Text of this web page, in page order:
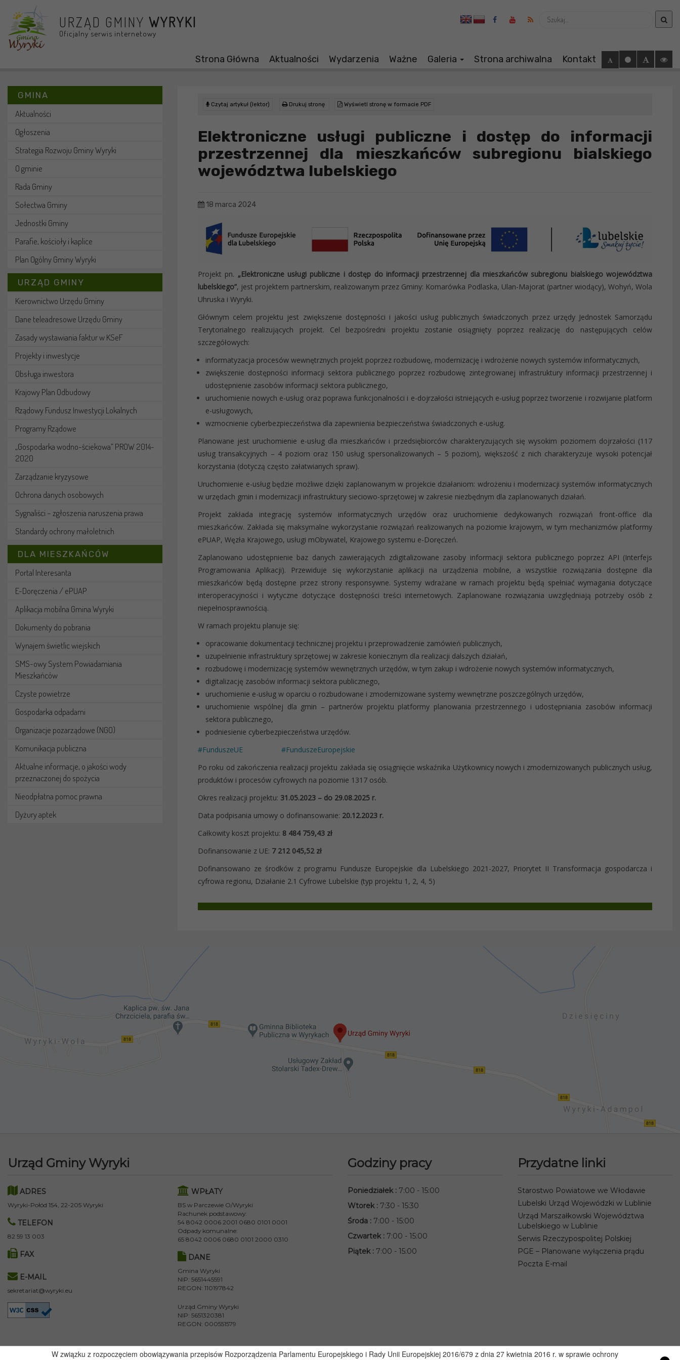
URZĄD GMINY WYRYKI
Oficjalny serwis internetowy
Wyszukaj
Strona Główna Aktualności Wydarzenia Ważne Galeria Strona archiwalna Kontakt
GMINA
Aktualności
Ogłoszenia
Strategia Rozwoju Gminy Wyryki
O gminie
Rada Gminy
Sołectwa Gminy
Jednostki Gminy
Parafie, kościoły i kaplice
Plan Ogólny Gminy Wyryki
URZĄD GMINY
Kierownictwo Urzędu Gminy
Dane teleadresowe Urzędu Gminy
Zasady wystawiania faktur w KSeF
Projekty i inwestycje
Obsługa inwestora
Krajowy Plan Odbudowy
Rządowy Fundusz Inwestycji Lokalnych
Programy Rządowe
„Gospodarka wodno-ściekowa” PROW 2014-
2020
Zarządzanie kryzysowe
Ochrona danych osobowych
Sygnaliści – zgłoszenia naruszenia prawa
Standardy ochrony małoletnich
DLA MIESZKAŃCÓW
Portal Interesanta
E-Doręczenia / ePUAP
Aplikacja mobilna Gmina Wyryki
Dokumenty do pobrania
Wynajem świetlic wiejskich
SMS-owy System Powiadamiania
Mieszkańców
Czyste powietrze
Gospodarka odpadami
Organizacje pozarządowe (NGO)
Komunikacja publiczna
Aktualne informacje, o jakości wody
przeznaczonej do spożycia
Nieodpłatna pomoc prawna
Dyżury aptek
Czytaj artykuł (lektor) Drukuj stronę Wyświetl stronę w formacie PDF
Elektroniczne usługi publiczne i dostęp do informacji
przestrzennej dla mieszkańców subregionu bialskiego
województwa lubelskiego
18 marca 2024
Projekt pn. „Elektroniczne usługi publiczne i dostęp do informacji przestrzennej dla mieszkańców subregionu bialskiego województwa
lubelskiego”, jest projektem partnerskim, realizowanym przez Gminy: Komarówka Podlaska, Ulan-Majorat (partner wiodący), Wohyń, Wola
Uhruska i Wyryki.
Głównym celem projektu jest zwiększenie dostępności i jakości usług publicznych świadczonych przez urzędy Jednostek Samorządu
Terytorialnego realizujących projekt. Cel bezpośredni projektu zostanie osiągnięty poprzez realizację do następujących celów
szczegółowych:
informatyzacja procesów wewnętrznych projekt poprzez rozbudowę, modernizację i wdrożenie nowych systemów informatycznych,
zwiększenie dostępności informacji sektora publicznego poprzez rozbudowę zintegrowanej infrastruktury informacji przestrzennej i
udostępnienie zasobów informacji sektora publicznego,
uruchomienie nowych e-usług oraz poprawa funkcjonalności i e-dojrzałości istniejących e-usług poprzez tworzenie i rozwijanie platform
e-usługowych,
wzmocnienie cyberbezpieczeństwa dla zapewnienia bezpieczeństwa świadczonych e-usług.
Planowane jest uruchomienie e-usług dla mieszkańców i przedsiębiorców charakteryzujących się wysokim poziomem dojrzałości (117
usług transakcyjnych – 4 poziom oraz 150 usług spersonalizowanych – 5 poziom), większość z nich charakteryzuje wysoki potencjał
korzystania (dotyczą często załatwianych spraw).
Uruchomienie e-usług będzie możliwe dzięki zaplanowanym w projekcie działaniom: wdrożeniu i modernizacji systemów informatycznych
w urzędach gmin i modernizacji infrastruktury sieciowo-sprzętowej w zakresie niezbędnym dla zaplanowanych działań.
Projekt zakłada integrację systemów informatycznych urzędów oraz uruchomienie dedykowanych rozwiązań front-office dla
mieszkańców. Zakłada się maksymalne wykorzystanie rozwiązań realizowanych na poziomie krajowym, w tym mechanizmów platformy
ePUAP, Węzła Krajowego, usługi mObywatel, Krajowego systemu e-Doręczeń.
Zaplanowano udostępnienie baz danych zawierających zdigitalizowane zasoby informacji sektora publicznego poprzez API (Interfejs
Programowania Aplikacji). Przewiduje się wykorzystanie aplikacji na urządzenia mobilne, a wszystkie rozwiązania dostępne dla
mieszkańców będą dostępne przez strony responsywne. Systemy wdrażane w ramach projektu będą spełniać wymagania dotyczące
interoperacyjności i wytyczne dotyczące dostępności treści internetowych. Zaplanowane rozwiązania uwzględniają potrzeby osób z
niepełnosprawnością.
W ramach projektu planuje się:
opracowanie dokumentacji technicznej projektu i przeprowadzenie zamówień publicznych,
uzupełnienie infrastruktury sprzętowej w zakresie koniecznym dla realizacji dalszych działań,
rozbudowę i modernizację systemów wewnętrznych urzędów, w tym zakup i wdrożenie nowych systemów informatycznych,
digitalizację zasobów informacji sektora publicznego,
uruchomienie e-usług w oparciu o rozbudowane i zmodernizowane systemy wewnętrzne poszczególnych urzędów,
uruchomienie wspólnej dla gmin – partnerów projektu platformy planowania przestrzennego i udostępniania zasobów informacji
sektora publicznego,
podniesienie cyberbezpieczeństwa urzędów.
#FunduszeUE
#FunduszeEuropejskie
Po roku od zakończenia realizacji projektu zakłada się osiągnięcie wskaźnika Użytkownicy nowych i zmodernizowanych publicznych usług,
produktów i procesów cyfrowych na poziomie 1317 osób.
Okres realizacji projektu: 31.05.2023 – do 29.08.2025 r.
Data podpisania umowy o dofinansowanie: 20.12.2023 r.
Całkowity koszt projektu: 8 484 759,43 zł
Dofinansowanie z UE: 7 212 045,52 zł
Dofinansowano ze środków z programu Fundusze Europejskie dla Lubelskiego 2021-2027, Priorytet II Transformacja gospodarcza i
cyfrowa regionu, Działanie 2.1 Cyfrowe Lubelskie (typ projektu 1, 2, 4, 5)
Urząd Gminy Wyryki
ADRES
Wyryki-Połód 154, 22-205 Wyryki
TELEFON
82 59 13 003
FAX
E-MAIL
sekretariat@wyryki.eu
WPŁATY
BS w Parczewie O/Wyryki
Rachunek podstawowy:
54 8042 0006 2001 0680 0101 0001
Odpady komunalne:
65 8042 0006 0680 0101 2000 0310
DANE
Gmina Wyryki
NIP: 5651445591
REGON: 110197842
Urząd Gminy Wyryki
NIP: 5651320381
REGON: 000551579
Godziny pracy
Poniedziałek: 7:00 - 15:00
Wtorek: 7:30 - 15:30
Środa : 7:00 - 15:00
Czwartek: 7:00 - 15:00
Piątek: 7:00 - 15:00
Przydatne linki
Starostwo Powiatowe we Włodawie
Lubelski Urząd Wojewódzki w Lublinie
Urząd Marszałkowski Województwa
Lubelskiego w Lublinie
Serwis Rzeczypospolitej Polskiej
PGE – Planowane wyłączenia prądu
Poczta E-mail
W związku z rozpoczęciem obowiązywania przepisów Rozporządzenia Parlamentu Europejskiego i Rady Unii Europejskiej 2016/679 z dnia 27 kwietnia 2016 r. w sprawie ochrony